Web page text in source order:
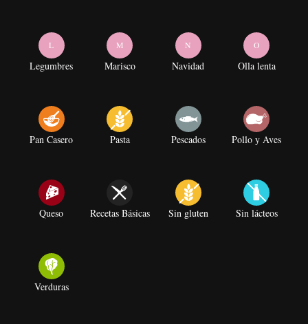
L
Legumbres
M
Marisco
N
Navidad
O
Olla lenta
Pan Casero Pasta Pescados Pollo y Aves
Queso Recetas Básicas Sin gluten Sin lácteos
Verduras